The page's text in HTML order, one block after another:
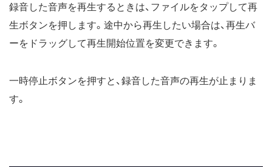
録音した音声を再生するときは、ファイルをタップして再
生ボタンを押します。途中から再生したい場合は、再生バ
ーをドラッグして再生開始位置を変更できます。
一時停止ボタンを押すと、録音した音声の再生が止まりま
す。